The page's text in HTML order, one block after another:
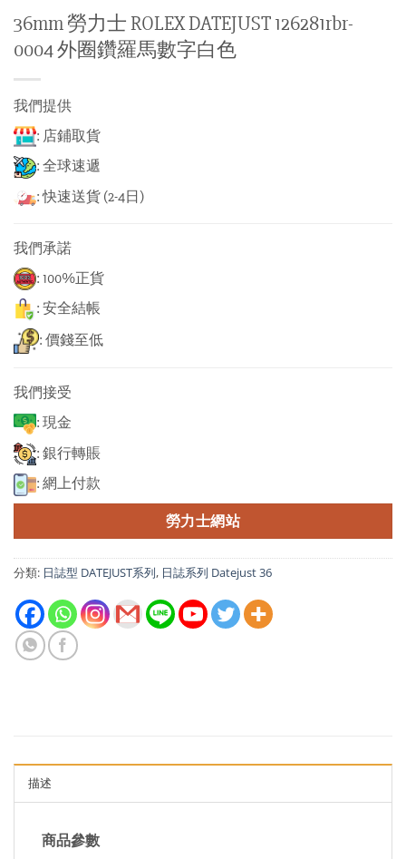
36mm 勞力士 ROLEX DATEJUST 126281rbr-
0004 外圈鑽羅馬數字白色
我們提供
: 店鋪取貨
: 全球速遞
: 快速送貨 (2-4日)
我們承諾
: 100%正貨
: 安全結帳
: 價錢至低
我們接受
: 現金
: 銀行轉賬
: 網上付款
勞力士網站
分類: 日誌型 DATEJUST系列, 日誌系列 Datejust 36
描述
商品參數